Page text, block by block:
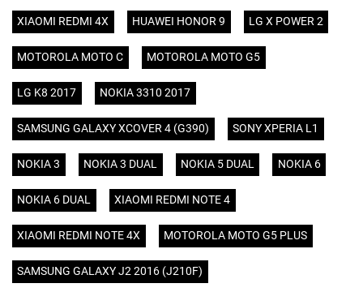
XIAOMI REDMI 4X HUAWEI HONOR 9 LG X POWER 2
MOTOROLA MOTO C MOTOROLA MOTO G5
LG K8 2017 NOKIA 3310 2017
SAMSUNG GALAXY XCOVER 4 (G390) SONY XPERIA L1
NOKIA 3 NOKIA 3 DUAL NOKIA 5 DUAL NOKIA 6
NOKIA 6 DUAL XIAOMI REDMI NOTE 4
XIAOMI REDMI NOTE 4X MOTOROLA MOTO G5 PLUS
SAMSUNG GALAXY J2 2016 (J210F)